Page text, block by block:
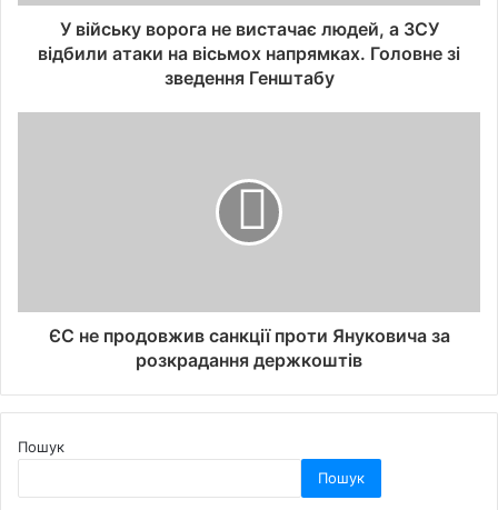
У війську ворога не вистачає людей, а ЗСУ
відбили атаки на вісьмох напрямках. Головне зі
зведення Генштабу
ЄС не продовжив санкції проти Януковича за
розкрадання держкоштів
Пошук
Пошук